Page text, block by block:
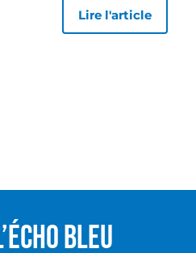
Lire l'article
Bleu